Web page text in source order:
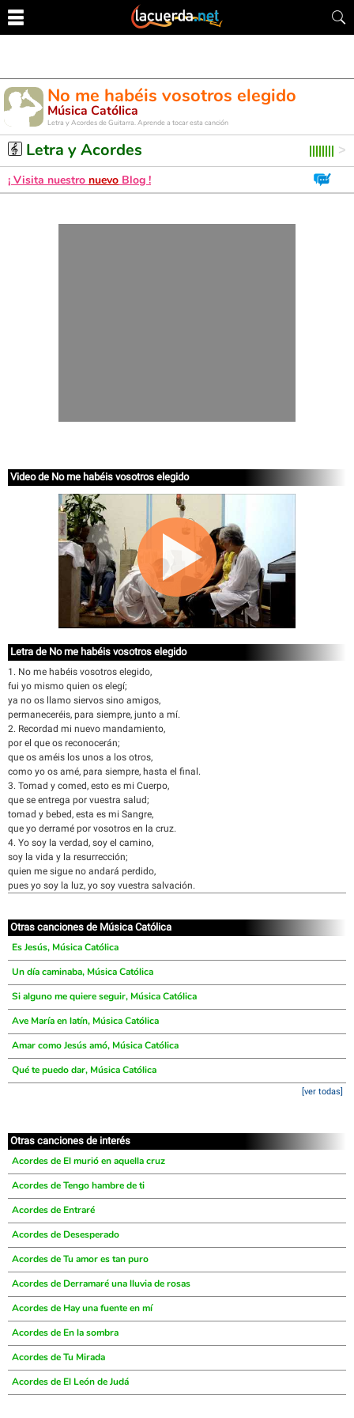
No me habéis vosotros elegido
Música Católica
Letra y Acordes de Guitarra. Aprende a tocar esta canción
Letra y Acordes
¡ Visita nuestro nuevo Blog !
Video de No me habéis vosotros elegido
Letra de No me habéis vosotros elegido
1. No me habéis vosotros elegido,
fui yo mismo quien os elegí;
ya no os llamo siervos sino amigos,
permaneceréis, para siempre, junto a mí.
2. Recordad mi nuevo mandamiento,
por el que os reconocerán;
que os améis los unos a los otros,
como yo os amé, para siempre, hasta el final.
3. Tomad y comed, esto es mi Cuerpo,
que se entrega por vuestra salud;
tomad y bebed, esta es mi Sangre,
que yo derramé por vosotros en la cruz.
4. Yo soy la verdad, soy el camino,
soy la vida y la resurrección;
quien me sigue no andará perdido,
pues yo soy la luz, yo soy vuestra salvación.
Otras canciones de Música Católica
Es Jesús, Música Católica
Un día caminaba, Música Católica
Si alguno me quiere seguir, Música Católica
Ave María en latín, Música Católica
Amar como Jesús amó, Música Católica
Qué te puedo dar, Música Católica
[ver todas]
Otras canciones de interés
Acordes de El murió en aquella cruz
Acordes de Tengo hambre de ti
Acordes de Entraré
Acordes de Desesperado
Acordes de Tu amor es tan puro
Acordes de Derramaré una lluvia de rosas
Acordes de Hay una fuente en mí
Acordes de En la sombra
Acordes de Tu Mirada
Acordes de El León de Judá